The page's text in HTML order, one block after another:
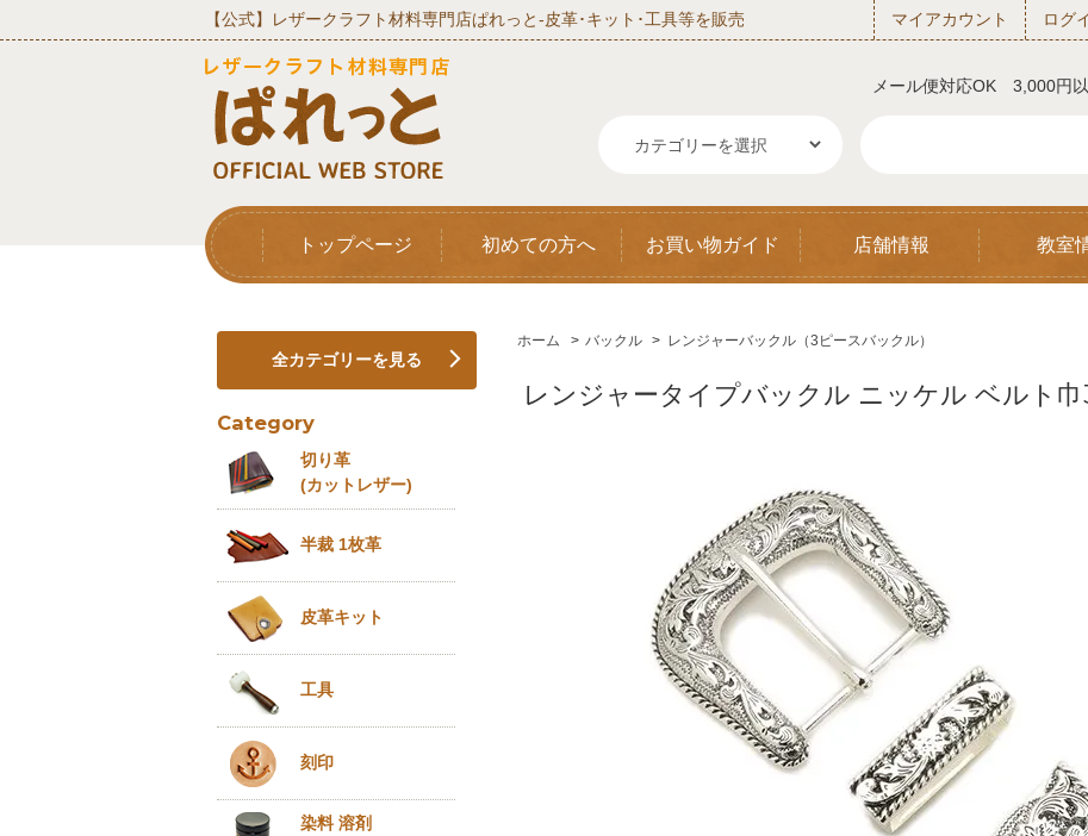
【公式】レザークラフト材料専門店ぱれっと‐皮革･キット･工具等を販売 マイアカウント ログ
メール便対応OK 3,000円
トップページ 初めての方へ お買い物ガイド 店舗情報 教室
ホーム > バックル > レンジャーバックル（3ピースバックル）
レンジャータイプバックル ニッケル ベルト
全カテゴリーを見る
Category
切り革
(カットレザー)
半裁 1枚革
皮革キット
工具
刻印
染料 溶剤